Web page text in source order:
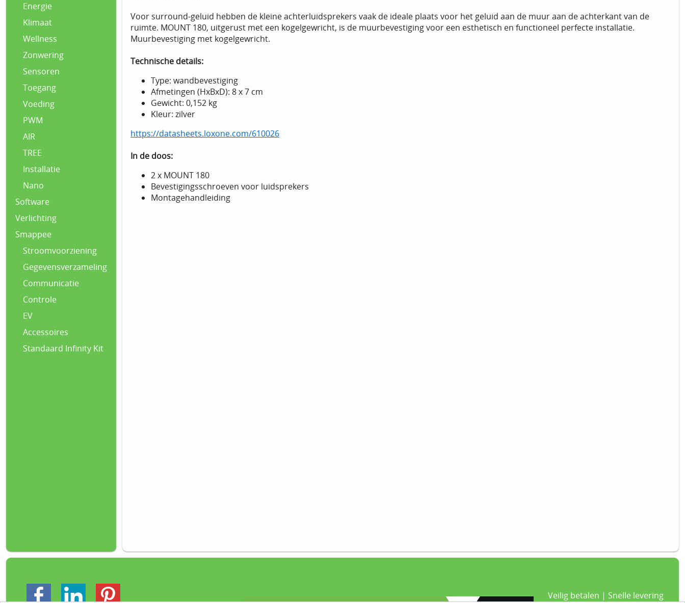
Energie
Klimaat
Wellness
Zonwering
Sensoren
Toegang
Voeding
PWM
AIR
TREE
Installatie
Nano
Software
Verlichting
Smappee
Stroomvoorziening
Gegevensverzameling
Communicatie
Controle
EV
Accessoires
Standaard Infinity Kit
Voor surround-geluid hebben de kleine achterluidsprekers vaak de ideale plaats voor het geluid aan de muur aan de achterkant van de
ruimte. MOUNT 180, uitgerust met een kogelgewricht, is de muurbevestiging voor een esthetisch en functioneel perfecte installatie.
Muurbevestiging met kogelgewricht.
Technische details:
Type: wandbevestiging
Afmetingen (HxBxD): 8 x 7 cm
Gewicht: 0,152 kg
Kleur: zilver
https://datasheets.loxone.com/610026
In de doos:
2 x MOUNT 180
Bevestigingsschroeven voor luidsprekers
Montagehandleiding
Veilig betalen | Snelle levering